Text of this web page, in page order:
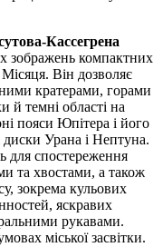
Кассегрена
зображень компактних
Він дозволяє
кратерами, горами
й темні області на
пояси Юпітера і його
диски Урана і Нептуна.
для спостереження
та хвостами, а також
зокрема кульових
яскравих
рукавами.
міської засвітки.